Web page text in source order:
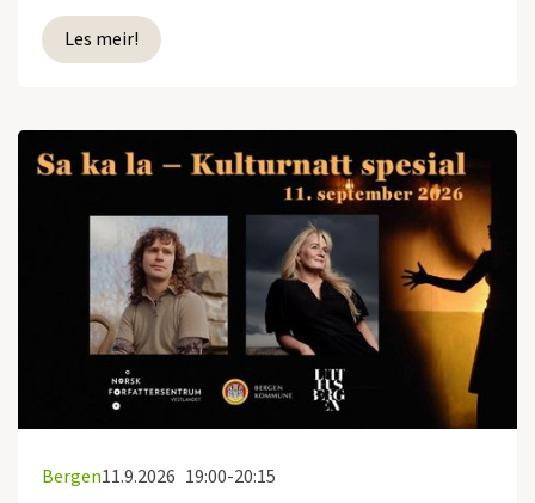
Les meir!
Bergen11.9.2026 19:00-20:15